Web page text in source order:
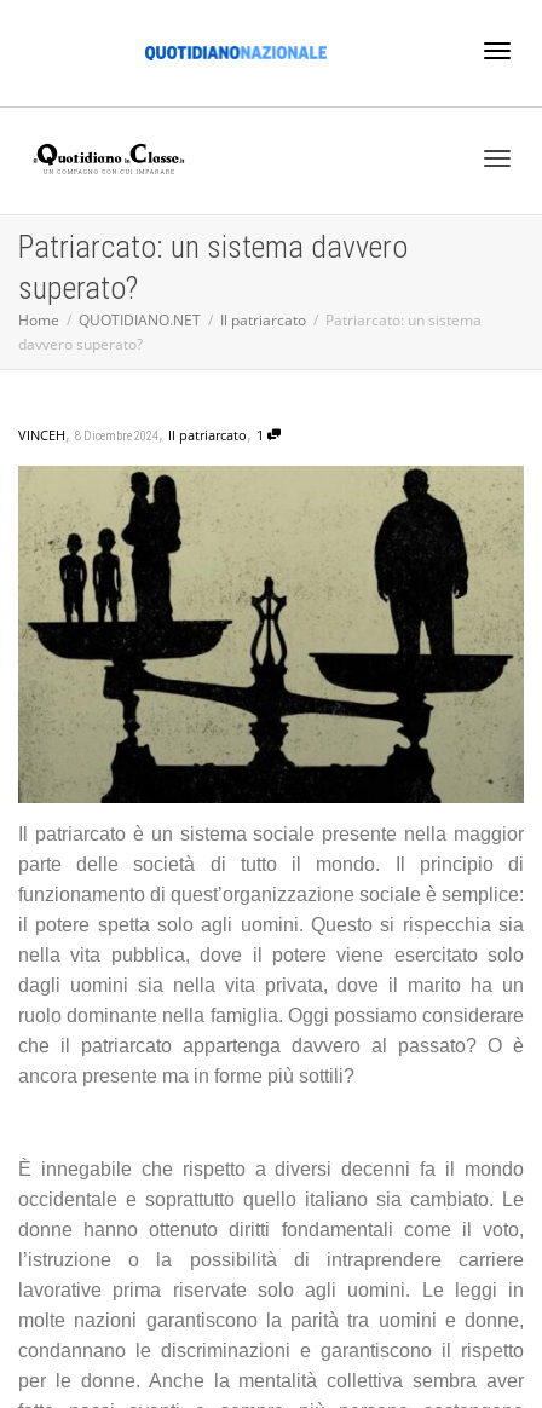
Patriarcato: un sistema davvero
superato?
Home QUOTIDIANO.NET Il patriarcato
Patriarcato: un sistema
davvero superato?
VINCEH, 8 Dicembre 2024, Il patriarcato, 1
Il patriarcato è un sistema sociale presente nella maggior
parte delle società di tutto il mondo. Il principio di
funzionamento di quest’organizzazione sociale è semplice:
il potere spetta solo agli uomini. Questo si rispecchia sia
nella vita pubblica, dove il potere viene esercitato solo
dagli uomini sia nella vita privata, dove il marito ha un
ruolo dominante nella famiglia. Oggi possiamo considerare
che il patriarcato appartenga davvero al passato? O è
ancora presente ma in forme più sottili?
È innegabile che rispetto a diversi decenni fa il mondo
occidentale e soprattutto quello italiano sia cambiato. Le
donne hanno ottenuto diritti fondamentali come il voto,
l’istruzione o la possibilità di intraprendere carriere
lavorative prima riservate solo agli uomini. Le leggi in
molte nazioni garantiscono la parità tra uomini e donne,
condannano le discriminazioni e garantiscono il rispetto
per le donne. Anche la mentalità collettiva sembra aver